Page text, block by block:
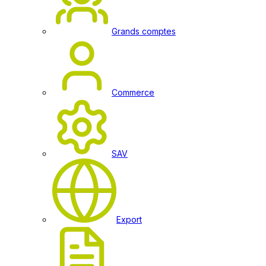
Grands comptes
Commerce
SAV
Export